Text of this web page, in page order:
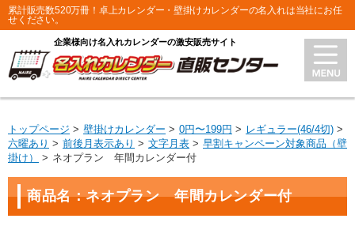
累計販売数520万冊！卓上カレンダー・壁掛けカレンダーの名入れは当社にお任
せください。
企業様向け名入れカレンダーの激安販売サイト
トップページ 壁掛けカレンダー 0円〜199円
レギュラー(46/4切)
六曜あり
前後月表示あり 文字月表
早割キャンペーン対象商品（壁
掛け）
ネオプラン 年間カレンダー付
商品名：ネオプラン 年間カレンダー付